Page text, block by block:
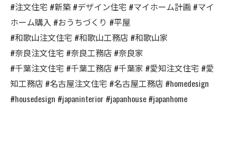
#注文住宅 #新築 #デザイン住宅 #マイホーム計画 #マイ
ホーム購入 #おうちづくり #平屋
#和歌山注文住宅 #和歌山工務店 #和歌山家
#奈良注文住宅 #奈良工務店 #奈良家
#千葉注文住宅 #千葉工務店 #千葉家 #愛知注文住宅 #愛
知工務店 #名古屋注文住宅 #名古屋工務店 #homedesign
#housedesign #japaninterior #japanhouse #japanhome